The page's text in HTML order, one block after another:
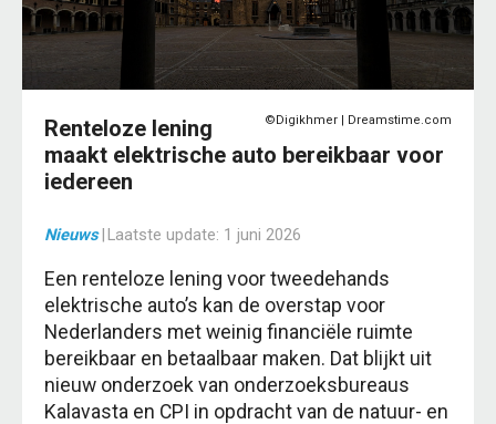
©Digikhmer | Dreamstime.com
Renteloze lening
maakt elektrische auto bereikbaar voor
iedereen
Nieuws|Laatste update: 1 juni 2026
Een renteloze lening voor tweedehands
elektrische auto’s kan de overstap voor
Nederlanders met weinig financiële ruimte
bereikbaar en betaalbaar maken. Dat blijkt uit
nieuw onderzoek van onderzoeksbureaus
Kalavasta en CPI in opdracht van de natuur- en